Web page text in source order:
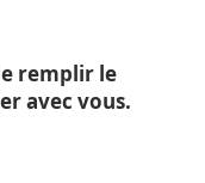
remplir le
avec vous.